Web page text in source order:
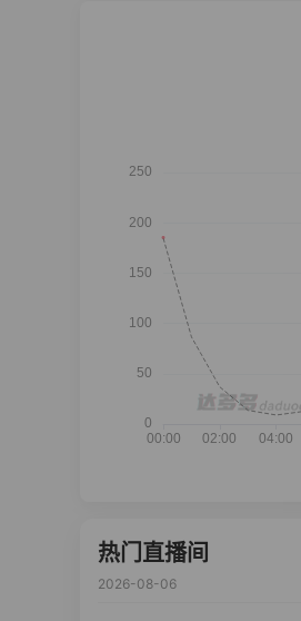
热门直播间
2026-08-06